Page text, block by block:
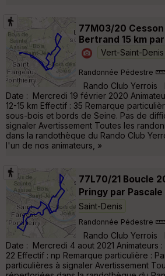
77M03/20
Bertrand 15 km
Vert-Saint-Denis
Randonnée Pédestre
Rando Club Yerrois
Date : Mercredi 19 février 2020
12-15 km Effectif : 35 Remarque
sous-bois et bords de Seine. Pas de
signaler Avertissement Toutes les
dans la randothèque du Rando Club
l'un de nos animateurs, »
77L70/21 Boucle
Pringy par Pascale
Saint-Denis
Randonnée Pédestre
Rando Club Yerrois
Date : Mercredi 4 aout 2021 Animateurs
22 Effectif : np Remarque particulière :
particulières à signaler Avertissement